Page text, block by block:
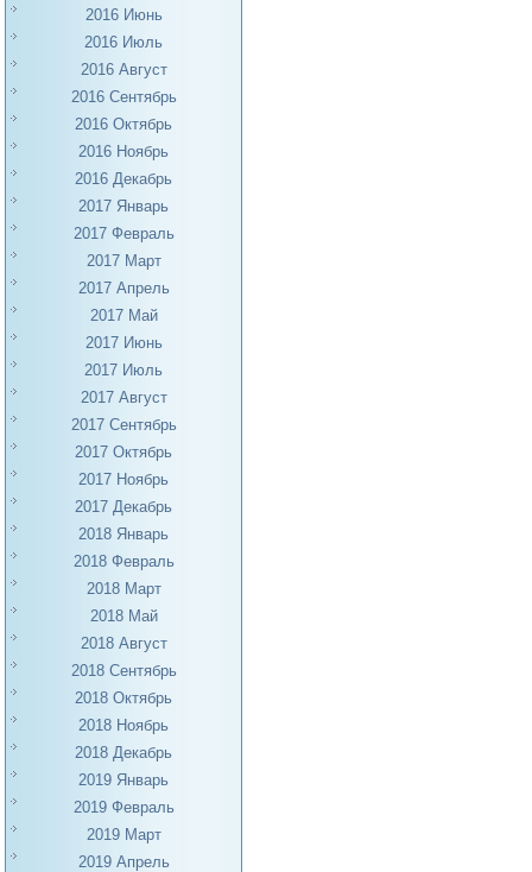
2016 Июнь
2016 Июль
2016 Август
2016 Сентябрь
2016 Октябрь
2016 Ноябрь
2016 Декабрь
2017 Январь
2017 Февраль
2017 Март
2017 Апрель
2017 Май
2017 Июнь
2017 Июль
2017 Август
2017 Сентябрь
2017 Октябрь
2017 Ноябрь
2017 Декабрь
2018 Январь
2018 Февраль
2018 Март
2018 Май
2018 Август
2018 Сентябрь
2018 Октябрь
2018 Ноябрь
2018 Декабрь
2019 Январь
2019 Февраль
2019 Март
2019 Апрель